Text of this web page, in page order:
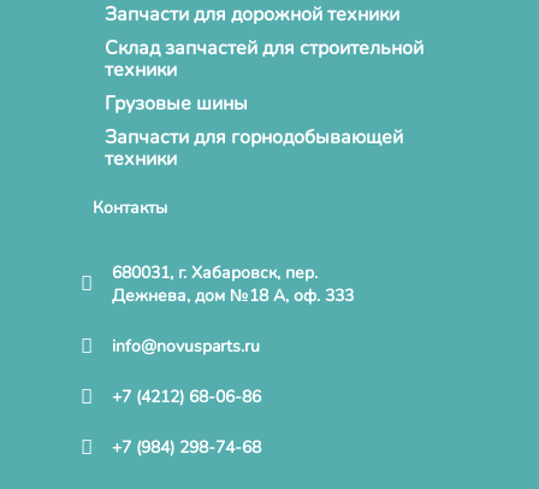
Запчасти для дорожной техники
Склад запчастей для строительной
техники
Грузовые шины
Запчасти для горнодобывающей
техники
Контакты
680031, г. Хабаровск, пер.
Дежнева, дом №18 А, оф. 333
info@novusparts.ru
+7 (4212) 68-06-86
+7 (984) 298-74-68